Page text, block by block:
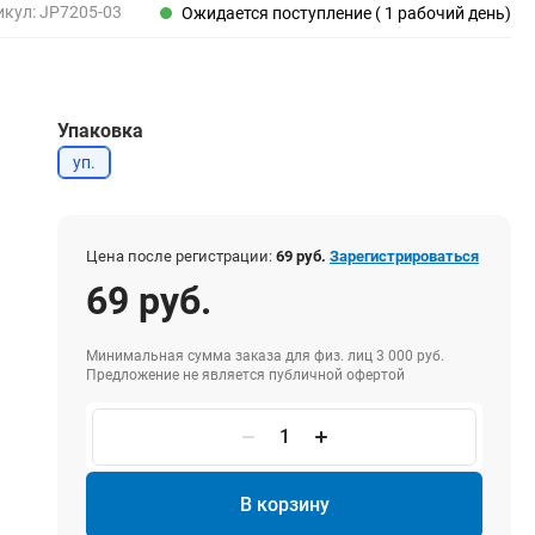
Клеи монтажные
Электрика и свет
Хомуты стяжки нейлоновые и стальные
Выключатели
JP7205-03 Ожидается поступление ( 1 рабочий день)
Упаковка
уп.
Цена после регистрации: 69 руб. Зарегистрироваться
69 руб.
Минимальная сумма заказа для физ. лиц 3 000 руб.
Предложение не является публичной офертой
В корзину